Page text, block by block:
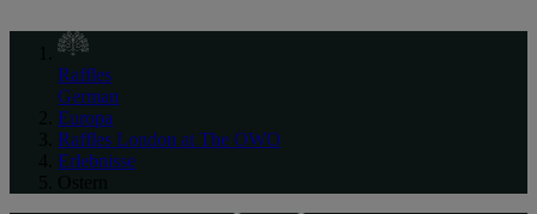
Raffles
German
Europa
Raffles London at The OWO
Erlebnisse